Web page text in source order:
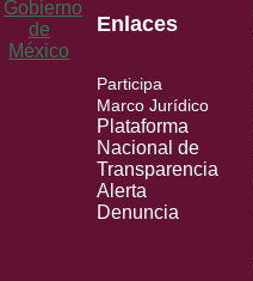
Enlaces
Participa
Marco Jurídico
Plataforma
Nacional de
Transparencia
Alerta
Denuncia